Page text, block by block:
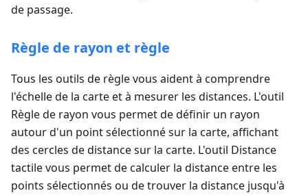
de passage.
Règle de rayon et règle
Tous les outils de règle vous aident à comprendre
l'échelle de la carte et à mesurer les distances. L'outil
Règle de rayon vous permet de définir un rayon
autour d'un point sélectionné sur la carte, affichant
des cercles de distance sur la carte. L'outil Distance
tactile vous permet de calculer la distance entre les
points sélectionnés ou de trouver la distance jusqu'à